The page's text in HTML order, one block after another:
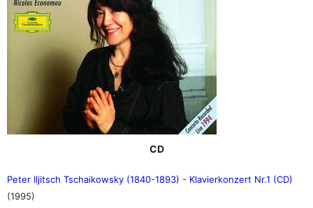
CD
Peter Iljitsch Tschaikowsky (1840-1893) - Klavierkonzert Nr.1 (CD)
(1995)